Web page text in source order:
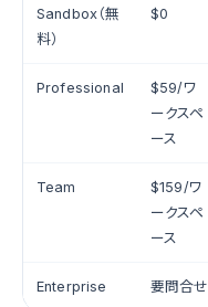
Sandbox（無
料）
$0
Professional
$59/ワ
ークスペ
ース
Team
$159/ワ
ークスペ
ース
Enterprise 要問合せ